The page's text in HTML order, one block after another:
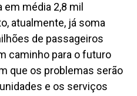
média 2,8 mil
atualmente, já soma
de passageiros
caminho para o futuro
que os problemas serão
e os serviços